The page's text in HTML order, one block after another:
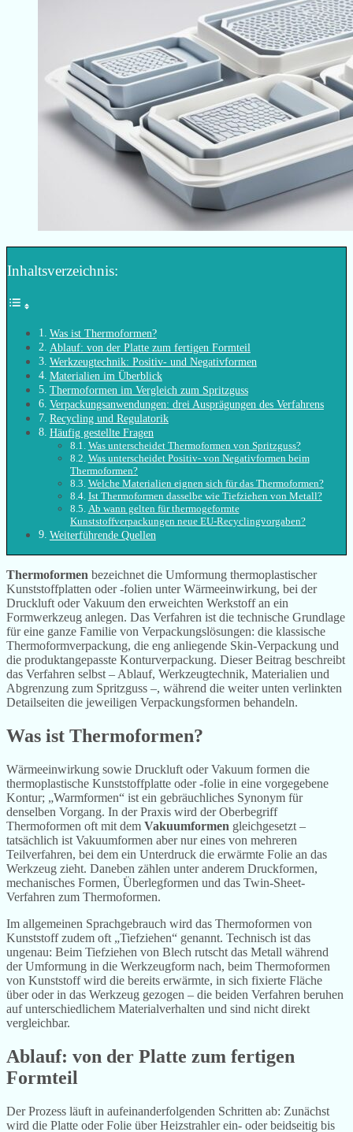
Inhaltsverzeichnis:
Was ist Thermoformen?
Ablauf: von der Platte zum fertigen Formteil
Werkzeugtechnik: Positiv- und Negativformen
Materialien im Überblick
Thermoformen im Vergleich zum Spritzguss
Verpackungsanwendungen: drei Ausprägungen des Verfahrens
Recycling und Regulatorik
Häufig gestellte Fragen
Was unterscheidet Thermoformen von Spritzguss?
Was unterscheidet Positiv- von Negativformen beim
Thermoformen?
Welche Materialien eignen sich für das Thermoformen?
Ist Thermoformen dasselbe wie Tiefziehen von Metall?
Ab wann gelten für thermogeformte
Kunststoffverpackungen neue EU-Recyclingvorgaben?
Weiterführende Quellen
Thermoformen bezeichnet die Umformung thermoplastischer
Kunststoffplatten oder -folien unter Wärmeeinwirkung, bei der
Druckluft oder Vakuum den erweichten Werkstoff an ein
Formwerkzeug anlegen. Das Verfahren ist die technische Grundlage
für eine ganze Familie von Verpackungslösungen: die klassische
Thermoformverpackung, die eng anliegende Skin-Verpackung und
die produktangepasste Konturverpackung. Dieser Beitrag beschreibt
das Verfahren selbst – Ablauf, Werkzeugtechnik, Materialien und
Abgrenzung zum Spritzguss –, während die weiter unten verlinkten
Detailseiten die jeweiligen Verpackungsformen behandeln.
Was ist Thermoformen?
Wärmeeinwirkung sowie Druckluft oder Vakuum formen die
thermoplastische Kunststoffplatte oder -folie in eine vorgegebene
Kontur; „Warmformen“ ist ein gebräuchliches Synonym für
denselben Vorgang. In der Praxis wird der Oberbegriff
Thermoformen oft mit dem Vakuumformen gleichgesetzt –
tatsächlich ist Vakuumformen aber nur eines von mehreren
Teilverfahren, bei dem ein Unterdruck die erwärmte Folie an das
Werkzeug zieht. Daneben zählen unter anderem Druckformen,
mechanisches Formen, Überlegformen und das Twin-Sheet-
Verfahren zum Thermoformen.
Im allgemeinen Sprachgebrauch wird das Thermoformen von
Kunststoff zudem oft „Tiefziehen“ genannt. Technisch ist das
ungenau: Beim Tiefziehen von Blech rutscht das Metall während
der Umformung in die Werkzeugform nach, beim Thermoformen
von Kunststoff wird die bereits erwärmte, in sich fixierte Fläche
über oder in das Werkzeug gezogen – die beiden Verfahren beruhen
auf unterschiedlichem Materialverhalten und sind nicht direkt
vergleichbar.
Ablauf: von der Platte zum fertigen
Formteil
Der Prozess läuft in aufeinanderfolgenden Schritten ab: Zunächst
wird die Platte oder Folie über Heizstrahler ein- oder beidseitig bis